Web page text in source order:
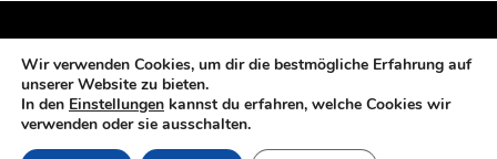
Wir verwenden Cookies, um dir die bestmögliche Erfahrung auf
unserer Website zu bieten.
In den Einstellungen kannst du erfahren, welche Cookies wir
verwenden oder sie ausschalten.